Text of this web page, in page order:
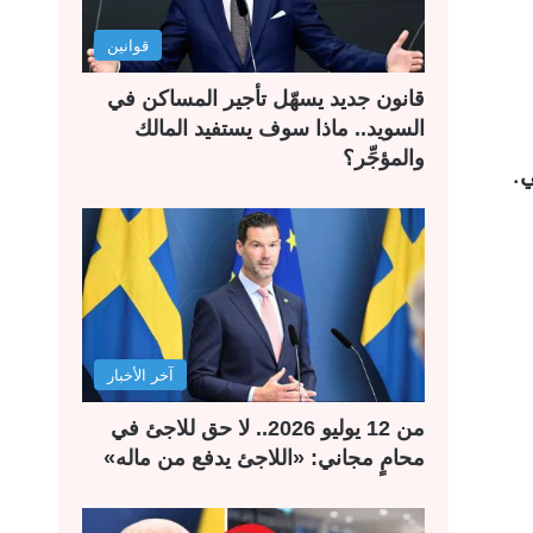
قوانين
قانون جديد يسهّل تأجير المساكن في
السويد.. ماذا سوف يستفيد المالك
والمؤجِّر؟
آخر الأخبار
من 12 يوليو 2026.. لا حق للاجئ في
محامٍ مجاني: «اللاجئ يدفع من ماله»